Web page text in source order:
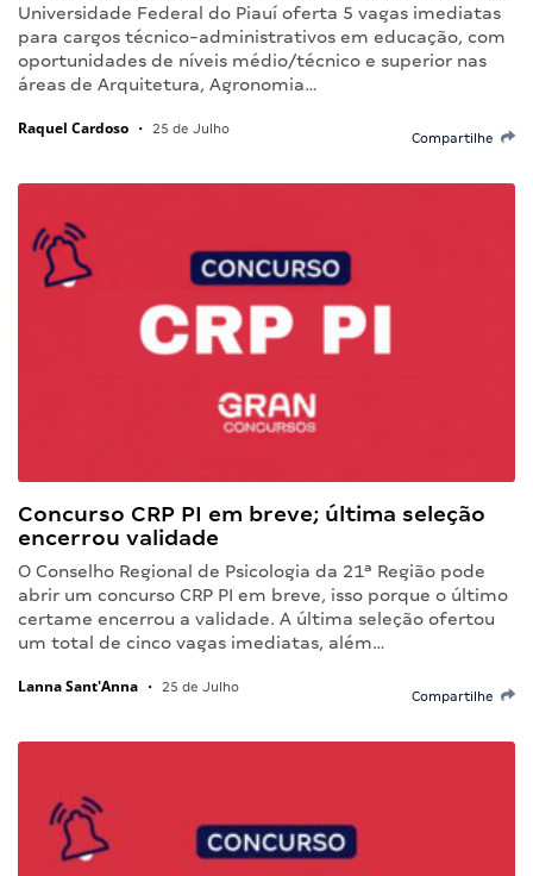
Universidade Federal do Piauí oferta 5 vagas imediatas
para cargos técnico-administrativos em educação, com
oportunidades de níveis médio/técnico e superior nas
áreas de Arquitetura, Agronomia…
Raquel Cardoso • 25 de Julho
Compartilhe
Concurso CRP PI em breve; última seleção
encerrou validade
O Conselho Regional de Psicologia da 21ª Região pode
abrir um concurso CRP PI em breve, isso porque o último
certame encerrou a validade. A última seleção ofertou
um total de cinco vagas imediatas, além…
Lanna Sant'Anna • 25 de Julho
Compartilhe